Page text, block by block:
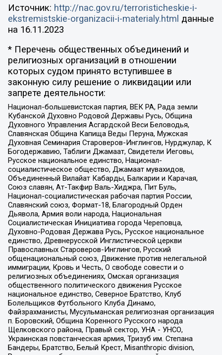
Источник: http://nac.gov.ru/terroristicheskie-i-
ekstremistskie-organizacii-i-materialy.html данные
на 16.11.2023
* Перечень общественных объединений и
религиозных организаций в отношении
которых судом принято вступившее в
законную силу решение о ликвидации или
запрете деятельности:
Национал-большевистская партия, ВЕК РА, Рада земли
Кубанской Духовно Родовой Державы Русь, Община
Духовного Управления Асгардской Веси Беловодья,
Славянская Община Капища Веды Перуна, Мужская
Духовная Семинария Староверов-Инглингов, Нурджулар, К
Богодержавию, Таблиги Джамаат, Свидетели Иеговы,
Русское национальное единство, Национал-
социалистическое общество, Джамаат мувахидов,
Объединенный Вилайат Кабарды, Балкарии и Карачая,
Союз славян, Ат-Такфир Валь-Хиджра, Пит Буль,
Национал-социалистическая рабочая партия России,
Славянский союз, Формат-18, Благородный Орден
Дьявола, Армия воли народа, Национальная
Социалистическая Инициатива города Череповца,
Духовно-Родовая Держава Русь, Русское национальное
единство, Древнерусской Инглистической церкви
Православных Староверов-Инглингов, Русский
общенациональный союз, Движение против нелегальной
иммиграции, Кровь и Честь, О свободе совести и о
религиозных объединениях, Омская организация
общественного политического движения Русское
национальное единство, Северное Братство, Клуб
Болельщиков Футбольного Клуба Динамо,
Файзрахманисты, Мусульманская религиозная организация
п. Боровский, Община Коренного Русского народа
Щелковского района, Правый сектор, УНА - УНСО,
Украинская повстанческая армия, Тризуб им. Степана
Бандеры, Братство, Белый Крест, Misanthropic division,